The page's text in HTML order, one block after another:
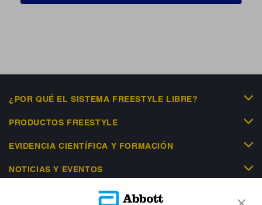
¿POR QUÉ EL SISTEMA FREESTYLE LIBRE?
PRODUCTOS FREESTYLE
EVIDENCIA CIENTÍFICA Y FORMACIÓN
NOTICIAS Y EVENTOS